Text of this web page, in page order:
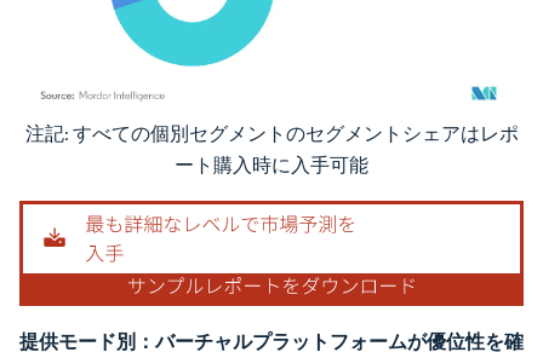
画像 © Mordor Intelligence。再利用にはCC BY 4.0の表示が必要です。
注記: すべての個別セグメントのセグメントシェアはレポ
ート購入時に入手可能
提供モード別：バーチャルプラットフォームが優位性を確